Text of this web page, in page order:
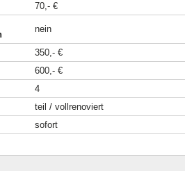
70,- €
nein
350,- €
600,- €
4
teil / vollrenoviert
sofort